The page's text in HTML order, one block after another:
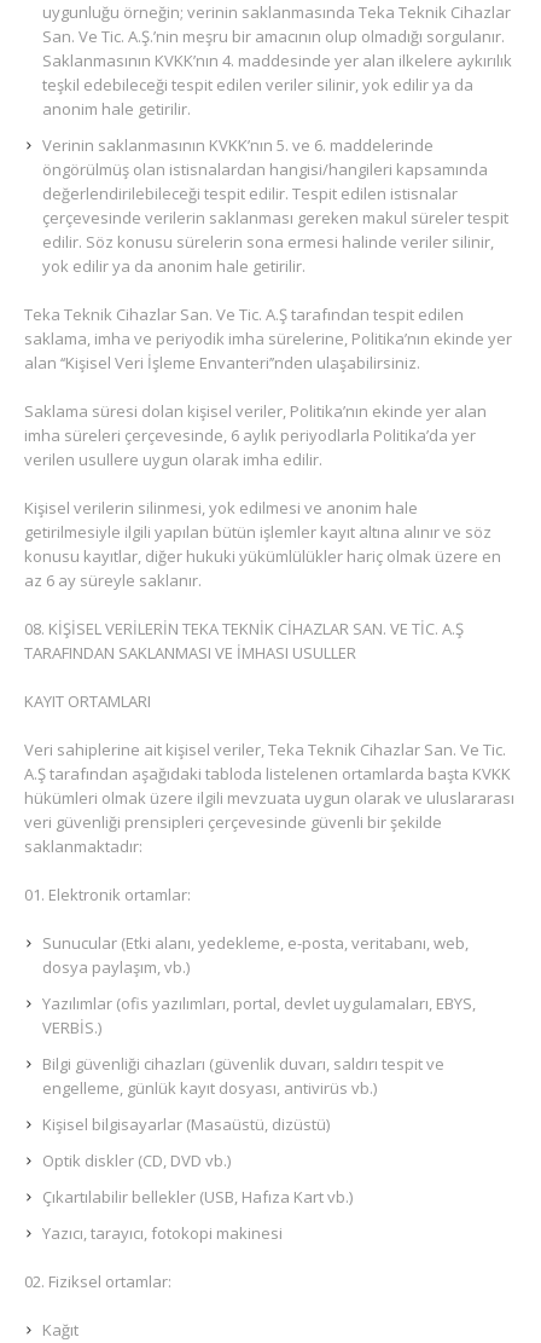
uygunluğu örneğin; verinin saklanmasında Teka Teknik Cihazlar
San. Ve Tic. A.Ş.’nin meşru bir amacının olup olmadığı sorgulanır.
Saklanmasının KVKK’nın 4. maddesinde yer alan ilkelere aykırılık
teşkil edebileceği tespit edilen veriler silinir, yok edilir ya da
anonim hale getirilir.
Verinin saklanmasının KVKK’nın 5. ve 6. maddelerinde
öngörülmüş olan istisnalardan hangisi/hangileri kapsamında
değerlendirilebileceği tespit edilir. Tespit edilen istisnalar
çerçevesinde verilerin saklanması gereken makul süreler tespit
edilir. Söz konusu sürelerin sona ermesi halinde veriler silinir,
yok edilir ya da anonim hale getirilir.
Teka Teknik Cihazlar San. Ve Tic. A.Ş tarafından tespit edilen
saklama, imha ve periyodik imha sürelerine, Politika’nın ekinde yer
alan ‘‘Kişisel Veri İşleme Envanteri’’nden ulaşabilirsiniz.
Saklama süresi dolan kişisel veriler, Politika’nın ekinde yer alan
imha süreleri çerçevesinde, 6 aylık periyodlarla Politika’da yer
verilen usullere uygun olarak imha edilir.
Kişisel verilerin silinmesi, yok edilmesi ve anonim hale
getirilmesiyle ilgili yapılan bütün işlemler kayıt altına alınır ve söz
konusu kayıtlar, diğer hukuki yükümlülükler hariç olmak üzere en
az 6 ay süreyle saklanır.
KİŞİSEL VERİLERİN TEKA TEKNİK CİHAZLAR SAN. VE TİC. A.Ş
TARAFINDAN SAKLANMASI VE İMHASI USULLER
KAYIT ORTAMLARI
Veri sahiplerine ait kişisel veriler, Teka Teknik Cihazlar San. Ve Tic.
A.Ş tarafından aşağıdaki tabloda listelenen ortamlarda başta KVKK
hükümleri olmak üzere ilgili mevzuata uygun olarak ve uluslararası
veri güvenliği prensipleri çerçevesinde güvenli bir şekilde
saklanmaktadır:
Elektronik ortamlar:
Sunucular (Etki alanı, yedekleme, e-posta, veritabanı, web,
dosya paylaşım, vb.)
Yazılımlar (ofis yazılımları, portal, devlet uygulamaları, EBYS,
VERBİS.)
Bilgi güvenliği cihazları (güvenlik duvarı, saldırı tespit ve
engelleme, günlük kayıt dosyası, antivirüs vb.)
Kişisel bilgisayarlar (Masaüstü, dizüstü)
Optik diskler (CD, DVD vb.)
Çıkartılabilir bellekler (USB, Hafıza Kart vb.)
Yazıcı, tarayıcı, fotokopi makinesi
Fiziksel ortamlar:
Kağıt